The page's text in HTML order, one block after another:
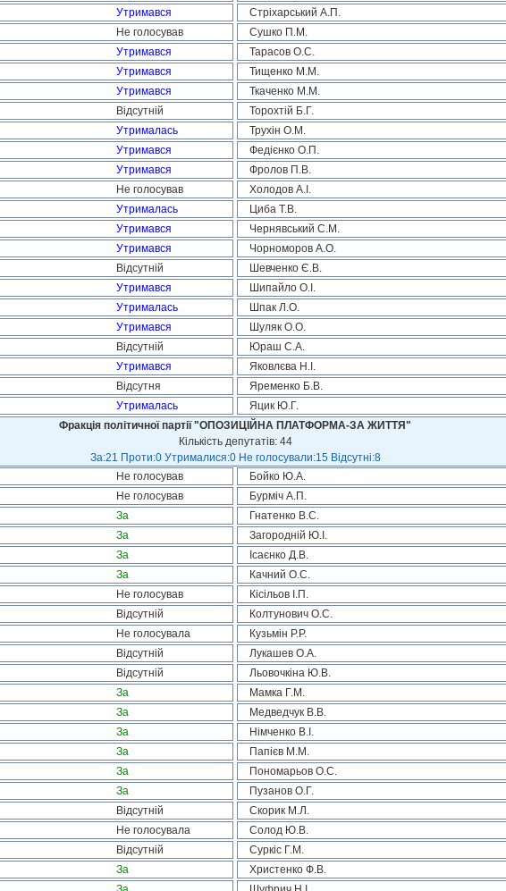
Утримався Стріхарський А.П.
Не голосував Сушко П.М.
Утримався Тарасов О.С.
Утримався Тищенко М.М.
Утримався Ткаченко М.М.
Відсутній Торохтій Б.Г.
Утрималась Трухін О.М.
Утримався Федієнко О.П.
Утримався Фролов П.В.
Не голосував Холодов А.І.
Утрималась Циба Т.В.
Утримався Чернявський С.М.
Утримався Чорноморов А.О.
Відсутній Шевченко Є.В.
Утримався Шипайло О.І.
Утрималась Шпак Л.О.
Утримався Шуляк О.О.
Відсутній Юраш С.А.
Утримався Яковлєва Н.І.
Відсутня Яременко Б.В.
Утрималась Яцик Ю.Г.
Фракція політичної партії "ОПОЗИЦІЙНА ПЛАТФОРМА-ЗА ЖИТТЯ"
Кількість депутатів: 44
За:21 Проти:0 Утрималися:0 Не голосували:15 Відсутні:8
Не голосував Бойко Ю.А.
Не голосував Бурміч А.П.
За Гнатенко В.С.
За Загородній Ю.І.
За Ісаєнко Д.В.
За Качний О.С.
Не голосував Кісільов І.П.
Відсутній Колтунович О.С.
Не голосувала Кузьмін Р.Р.
Відсутній Лукашев О.А.
Відсутній Льовочкіна Ю.В.
За Мамка Г.М.
За Медведчук В.В.
За Німченко В.І.
За Папієв М.М.
За Пономарьов О.С.
За Пузанов О.Г.
Відсутній Скорик М.Л.
Не голосувала Солод Ю.В.
Відсутній Суркіс Г.М.
За Христенко Ф.В.